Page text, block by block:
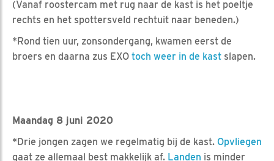
(Vanaf roostercam met rug naar de kast is het poeltje
rechts en het spottersveld rechtuit naar beneden.)
*Rond tien uur, zonsondergang, kwamen eerst de
broers en daarna zus EXO toch weer in de kast slapen.
Maandag 8 juni 2020
*Drie jongen zagen we regelmatig bij de kast. Opvliegen
gaat ze allemaal best makkelijk af. Landen is minder